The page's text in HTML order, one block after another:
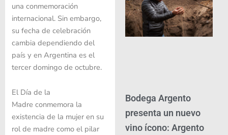
una conmemoración
internacional. Sin embargo,
su fecha de celebración
cambia dependiendo del
país y en Argentina es el
tercer domingo de octubre.
El Día de la
Madre conmemora la
existencia de la mujer en su
rol de madre como el pilar
Bodega Argento
presenta un nuevo
vino ícono: Argento